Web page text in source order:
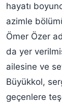
hayatı
azimle
Ömer Özer
da yer
ailesine ve
Büyükkol,
geçenlere